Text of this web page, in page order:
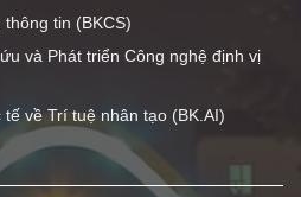
tin (BKCS)
và Phát triển Công nghệ định vị
về Trí tuệ nhân tạo (BK.AI)